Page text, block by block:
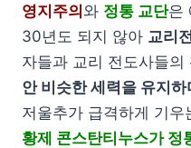
영지주의와 정통 교단은
30년도 되지 않아 교리
자들과 교리 전도사들
안 비슷한 세력을 유지하
저울추가 급격하게 기우
황제 콘스탄티누스가 정